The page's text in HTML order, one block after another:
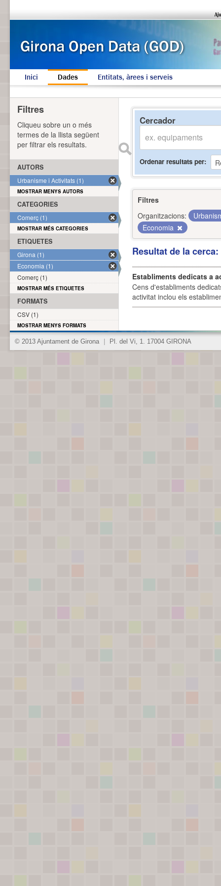
Inici Dades Entitats, àrees i serveis
Cercador
Ordenar resultats per
Filtres
Organitzacions:
Economia
Resultat de la
Establiments dedicats a
Cens d'establiments
activitat inclou els
Filtres
Cliqueu sobre un o més
termes de la llista següent
per filtrar els resultats.
AUTORS
Urbanisme i Activitats (1)
MOSTRAR MENYS AUTORS
CATEGORIES
Comerç (1)
MOSTRAR MÉS CATEGORIES
ETIQUETES
Girona (1)
Economia (1)
Comerç (1)
MOSTRAR MÉS ETIQUETES
FORMATS
CSV (1)
MOSTRAR MENYS FORMATS
© 2013 Ajuntament de Girona Pl. del Vi, 1. 17004 GIRONA